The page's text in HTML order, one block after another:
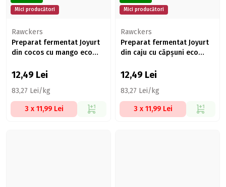
Mici producători
Rawckers
Preparat fermentat Joyurt
din cocos cu mango eco
12,49 Lei
83,27 Lei/kg
3 x 11,99 Lei
Mici producători
Rawckers
Preparat fermentat Joyurt
din caju cu căpșuni eco
12,49 Lei
83,27 Lei/kg
3 x 11,99 Lei